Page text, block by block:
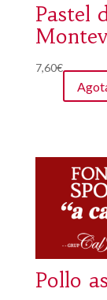
Pastel
7,60€
Pollo